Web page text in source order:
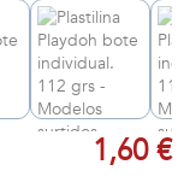
1,60 €